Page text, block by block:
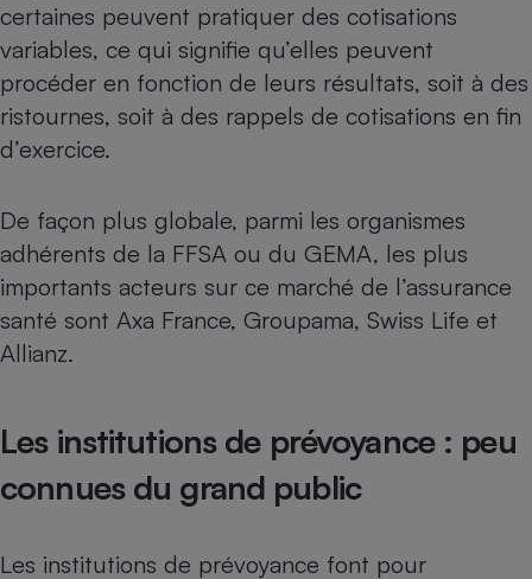
certaines peuvent pratiquer des cotisations
variables, ce qui signifie qu’elles peuvent
procéder en fonction de leurs résultats, soit à des
ristournes, soit à des rappels de cotisations en fin
d’exercice.
De façon plus globale, parmi les organismes
adhérents de la FFSA ou du GEMA, les plus
importants acteurs sur ce marché de l’assurance
santé sont Axa France, Groupama, Swiss Life et
Allianz.
Les institutions de prévoyance : peu
connues du grand public
Les institutions de prévoyance font pour